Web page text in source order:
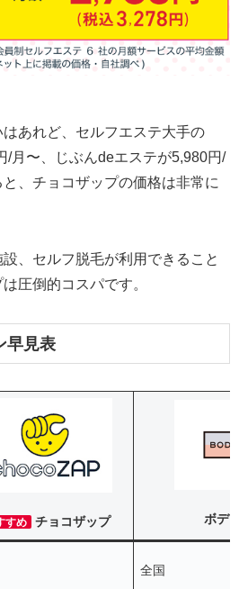
あれど、セルフエステ大手の
/月〜、じぶんdeエステが5,980円/
、チョコザップの価格は非常に
、セルフ脱毛が利用できること
圧倒的コスパです。
早見表
すめ チョコザップ ボデ
全国